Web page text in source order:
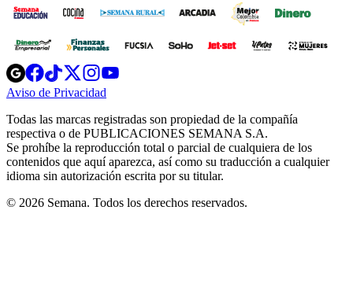
Opens
in
new
Opens
in
new
Opens
in
new
window
Opens
new
windowwindow
Aviso de Privacidad
new
window
Todas las marcas registradas son propiedad de la compañía
respectiva o de PUBLICACIONES SEMANA S.A.
Se prohíbe la reproducción total o parcial de cualquiera de los
contenidos que aquí aparezca, así como su traducción a cualquier
idioma sin autorización escrita por su titular.
© 2026 Semana. Todos los derechos reservados.